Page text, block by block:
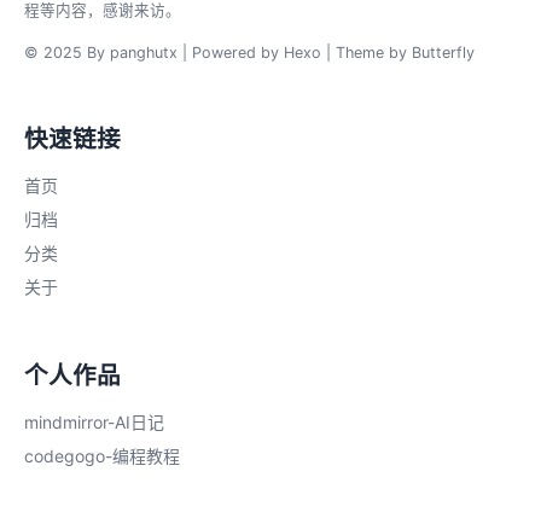
程等内容，感谢来访。
© 2025 By panghutx | Powered by Hexo | Theme by Butterfly
快速链接
首页
归档
分类
关于
个人作品
mindmirror-AI日记
codegogo-编程教程